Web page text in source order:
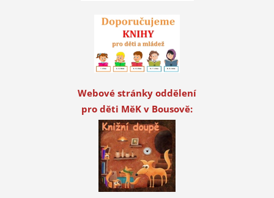
Webové stránky oddělení
pro děti MěK v Bousově: